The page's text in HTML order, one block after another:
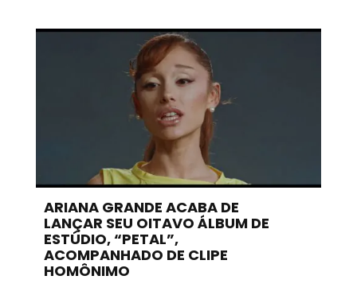
ARIANA GRANDE ACABA DE
LANÇAR SEU OITAVO ÁLBUM DE
ESTÚDIO, “PETAL”,
ACOMPANHADO DE CLIPE
HOMÔNIMO